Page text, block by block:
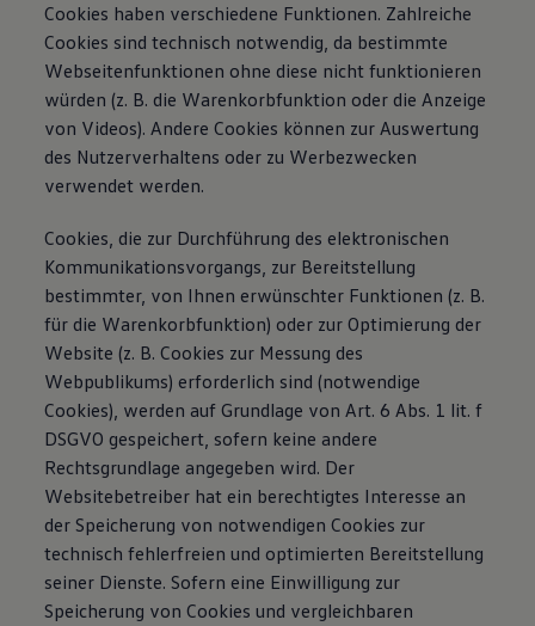
Cookies haben verschiedene Funktionen. Zahlreiche
Cookies sind technisch notwendig, da bestimmte
Webseitenfunktionen ohne diese nicht funktionieren
würden (z. B. die Warenkorbfunktion oder die Anzeige
von Videos). Andere Cookies können zur Auswertung
des Nutzerverhaltens oder zu Werbezwecken
verwendet werden.
Cookies, die zur Durchführung des elektronischen
Kommunikationsvorgangs, zur Bereitstellung
bestimmter, von Ihnen erwünschter Funktionen (z. B.
für die Warenkorbfunktion) oder zur Optimierung der
Website (z. B. Cookies zur Messung des
Webpublikums) erforderlich sind (notwendige
Cookies), werden auf Grundlage von Art. 6 Abs. 1 lit. f
DSGVO gespeichert, sofern keine andere
Rechtsgrundlage angegeben wird. Der
Websitebetreiber hat ein berechtigtes Interesse an
der Speicherung von notwendigen Cookies zur
technisch fehlerfreien und optimierten Bereitstellung
seiner Dienste. Sofern eine Einwilligung zur
Speicherung von Cookies und vergleichbaren